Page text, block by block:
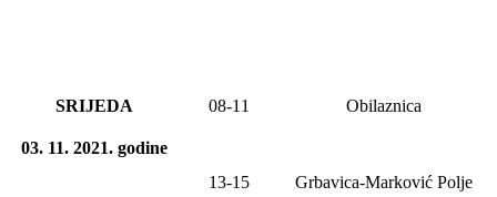
SRIJEDA
03. 11. 2021. godine
08-1 1 Obilaznica
13-15 Grbavica-Marković Polje